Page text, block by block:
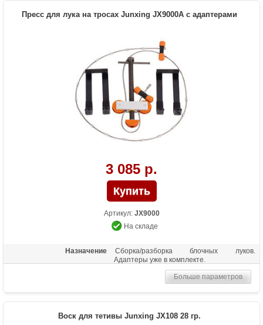
Пресс для лука на тросах Junxing JX9000A с адаптерами
3 085 р.
Артикул: JX9000
На складе
Назначение
Сборка/разборка блочных луков.
Адаптеры уже в комплекте.
Больше параметров
Воск для тетивы Junxing JX108 28 гр.